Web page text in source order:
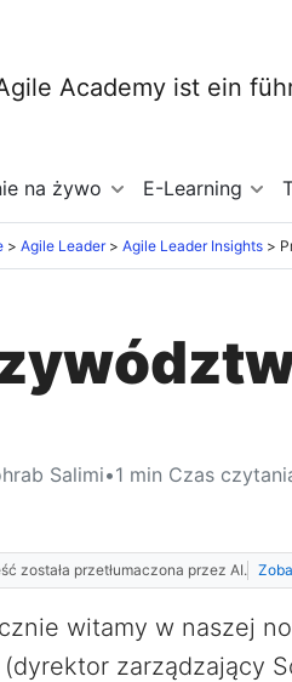
na żywo E-Learning
Agile Leader Agile Leader Insights
Salimi•1 min Czas
została przetłumaczona przez AI.
witamy w naszej
(dyrektor zarządzający